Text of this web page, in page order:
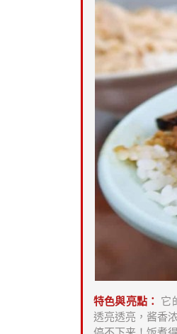
特色與亮點： 它
透亮透亮，酱香